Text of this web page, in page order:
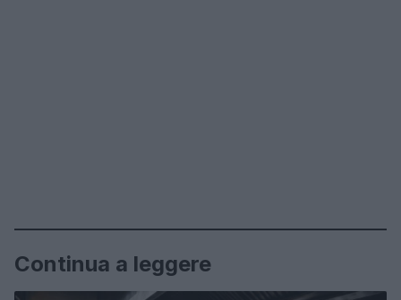
Continua a leggere